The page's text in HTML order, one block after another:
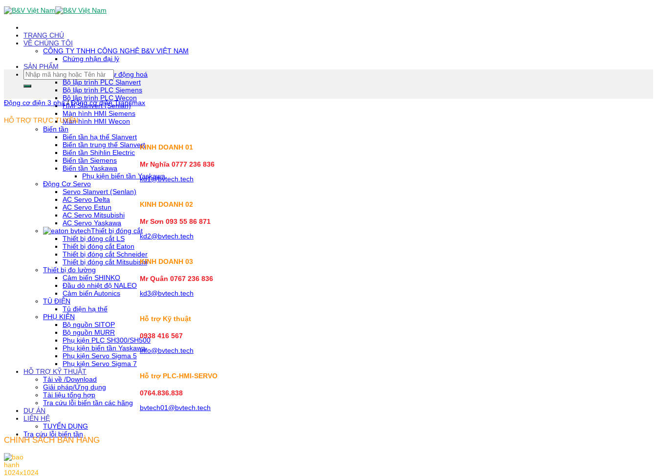
Skip
To
(tạm
dịch)
TRANG CHỦ
VỀ CHÚNG TÔI
CÔNG TY TNHH CÔNG NGHỆ B&V VIỆT NAM
Chứng nhận đại lý
SẢN PHẨM
Thiết bị tự động hoá
Bộ lập trình PLC Slanvert
Bộ lập trình PLC Siemens
Bộ lập trình PLC Wecon
HMI Slanvert (Senlan)
Màn hình HMI Siemens
Màn hình HMI Wecon
Biến tần
Biến tần hạ thế Slanvert
Biến tần trung thế Slanvert
Biến tần Shihlin Electric
Biến tần Siemens
Biến tần Yaskawa
Phụ kiện biến tần Yaskawa
Động Cơ Servo
Servo Slanvert (Senlan)
AC Servo Delta
AC Servo Estun
AC Servo Mitsubishi
AC Servo Yaskawa
Thiết bị đóng cắt
Thiết bị đóng cắt LS
Thiết bị đóng cắt Eaton
Thiết bị đóng cắt Schneider
Thiết bị đóng cắt Mitsubishi
Thiết bị đo lường
Cảm biến SHINKO
Đầu dò nhiệt độ NALEO
Cảm biến Autonics
TỦ ĐIỆN
Tủ điện hạ thế
PHỤ KIỆN
Bộ nguồn SITOP
Bộ nguồn MURR
Phụ kiện PLC SH300/SH500
Phụ kiện biến tần Yaskawa
Phụ kiện Servo Sigma 5
Phụ kiện Servo Sigma 7
HỖ TRỢ KỸ THUẬT
Tải về /Download
Giải pháp/Ứng dụng
Tài liệu tổng hợp
Tra cứu lỗi biến tần các hãng
DỰ ÁN
LIÊN HỆ
TUYỂN DỤNG
Tra cứu lỗi biến tần
Tìm
kiếm:
Động cơ điện 3 pha / Động cơ điện Transmax
HỖ TRỢ TRỰC TUYẾN
KINH DOANH 01
Mr Nghĩa 0777 236 836
kd1@bvtech.tech
KINH DOANH 02
Mr Sơn 093 55 86 871
kd2@bvtech.tech
KINH DOANH 03
Mr Quân 0767 236 836
kd3@bvtech.tech
Hỗ trợ Kỹ thuật
0938 416 567
info@bvtech.tech
Hỗ trợ PLC-HMI-SERVO
0764.836.838
bvtech01@bvtech.tech
CHÍNH SÁCH BÁN HÀNG